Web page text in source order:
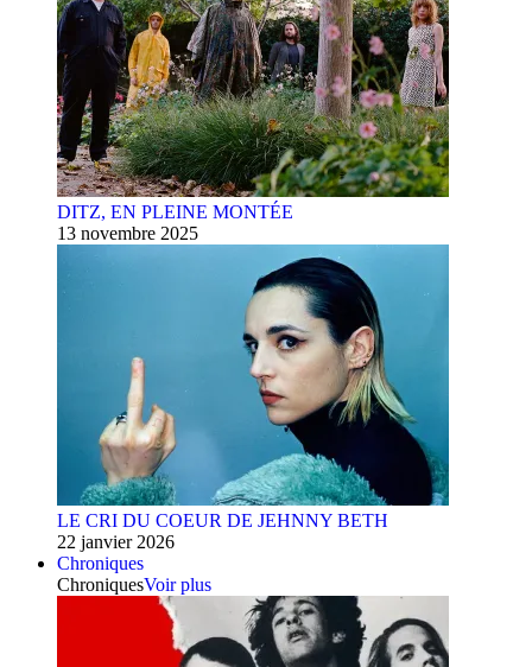
DITZ, EN PLEINE MONTÉE
13 novembre 2025
LE CRI DU COEUR DE JEHNNY BETH
22 janvier 2026
Chroniques
ChroniquesVoir plus